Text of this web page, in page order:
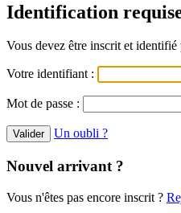
Identification
Vous devez être inscrit et
Votre identifiant :
Mot de passe :
Un oubli ?
Nouvel arrivant ?
Vous n'êtes pas encore inscrit ?